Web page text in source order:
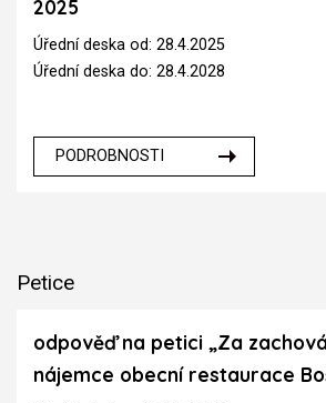
2025
Úřední deska od: 28.4.2025
Úřední deska do: 28.4.2028
PODROBNOSTI
Petice
odpověď na petici „Za
nájemce obecní restaurace